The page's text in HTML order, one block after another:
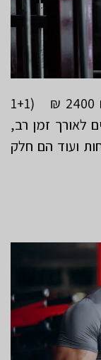
מדרסים לאומית 750 ₪ בלבד במקום 2400 ₪ (1+1
לאורך זמן רב,
ועוד הם חלק